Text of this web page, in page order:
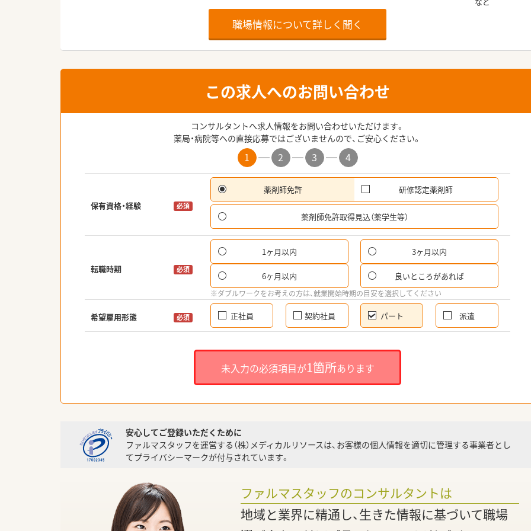
職場情報について詳しく聞く
この求人へのお問い合わせ
コンサルタントへ求人情報をお問い合わせいただけます。
薬局・病院等への直接応募ではございませんので、ご安心ください。
1 2 3 4
保有資格・経験 必須
薬剤師免許 研修認定薬剤師
薬剤師免許取得見込（薬学生等）
転職時期 必須
1ヶ月以内 3ヶ月以内
6ヶ月以内 良いところがあれば
※ダブルワークをお考えの方は、就業開始時期の目安を選択してください
希望雇用形態 必須 正社員 契約社員 パート 派遣
未入力の必須項目が1箇所あります
安心してご登録いただくために
ファルマスタッフを運営する（株）メディカルリソースは、お客様の個人情報を適切に管理する事業者とし
てプライバシーマークが付与されています。
ファルマスタッフのコンサルタントは
地域と業界に精通し、生きた情報に基づいて職場